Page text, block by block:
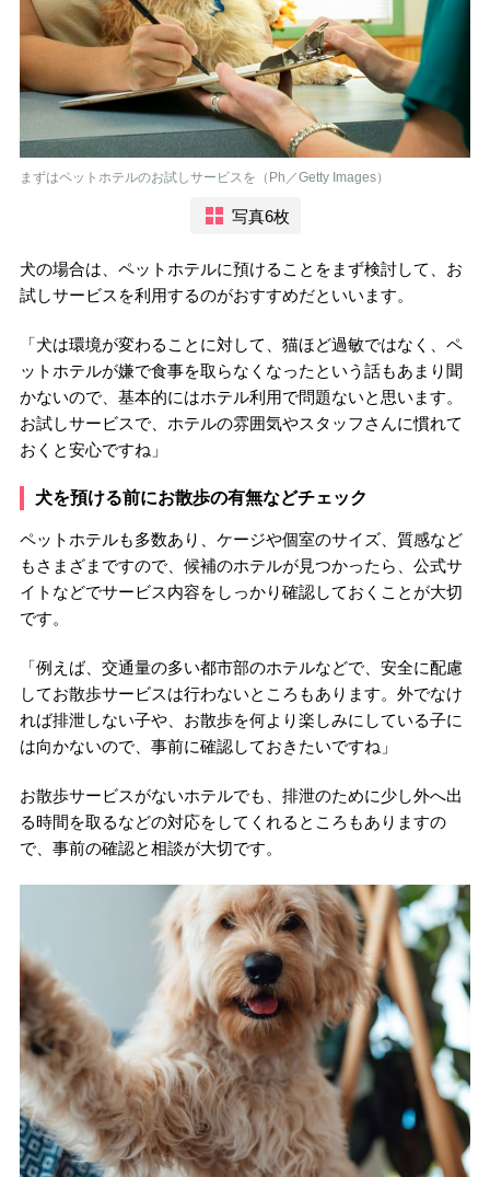
まずはペットホテルのお試しサービスを（Ph／Getty Images）
写真6枚
犬の場合は、ペットホテルに預けることをまず検討して、お
試しサービスを利用するのがおすすめだといいます。
「犬は環境が変わることに対して、猫ほど過敏ではなく、ペ
ットホテルが嫌で食事を取らなくなったという話もあまり聞
かないので、基本的にはホテル利用で問題ないと思います。
お試しサービスで、ホテルの雰囲気やスタッフさんに慣れて
おくと安心ですね」
犬を預ける前にお散歩の有無などチェック
ペットホテルも多数あり、ケージや個室のサイズ、質感など
もさまざまですので、候補のホテルが見つかったら、公式サ
イトなどでサービス内容をしっかり確認しておくことが大切
です。
「例えば、交通量の多い都市部のホテルなどで、安全に配慮
してお散歩サービスは行わないところもあります。外でなけ
れば排泄しない子や、お散歩を何より楽しみにしている子に
は向かないので、事前に確認しておきたいですね」
お散歩サービスがないホテルでも、排泄のために少し外へ出
る時間を取るなどの対応をしてくれるところもありますの
で、事前の確認と相談が大切です。